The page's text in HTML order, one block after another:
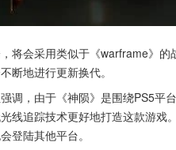
将会采用类似于《warframe》
断地进行更新换代。
调，由于《神陨》是围绕PS5平
线追踪技术更好地打造这款游戏
登陆其他平台。